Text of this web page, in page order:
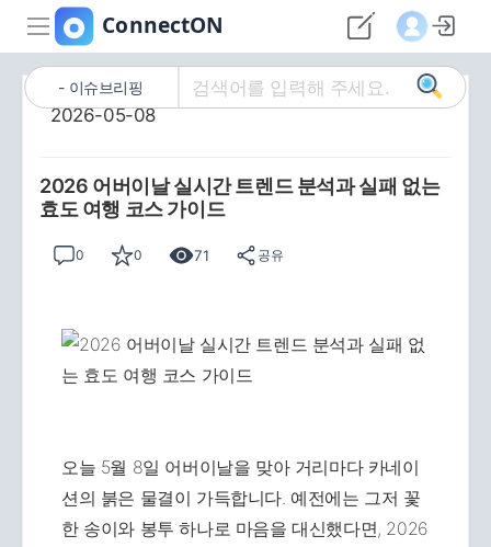
이슈브리핑
2026-05-08
2026 어버이날 실시간 트렌드 분석과 실패 없는
효도 여행 코스 가이드
0 0 71 공유
오늘 5월 8일 어버이날을 맞아 거리마다 카네이
션의 붉은 물결이 가득합니다. 예전에는 그저 꽃
한 송이와 봉투 하나로 마음을 대신했다면, 2026